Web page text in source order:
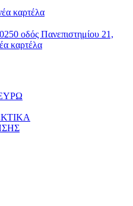
καρτέλα
οδός Πανεπιστημίου 21,
καρτέλα